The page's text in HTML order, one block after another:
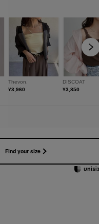
Find your size